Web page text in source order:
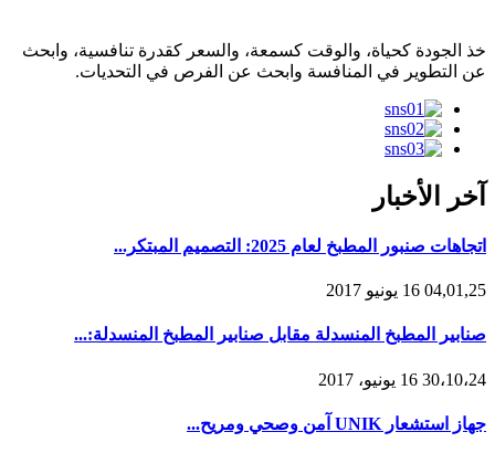
خذ الجودة كحياة، والوقت كسمعة، والسعر كقدرة تنافسية، وابحث
عن التطوير في المنافسة وابحث عن الفرص في التحديات.
آخر الأخبار
اتجاهات صنبور المطبخ لعام 2025: التصميم المبتكر...
04,01,25 16 يونيو 2017
صنابير المطبخ المنسدلة مقابل صنابير المطبخ المنسدلة:...
30،10،24 16 يونيو، 2017
جهاز استشعار UNIK آمن وصحي ومريح...